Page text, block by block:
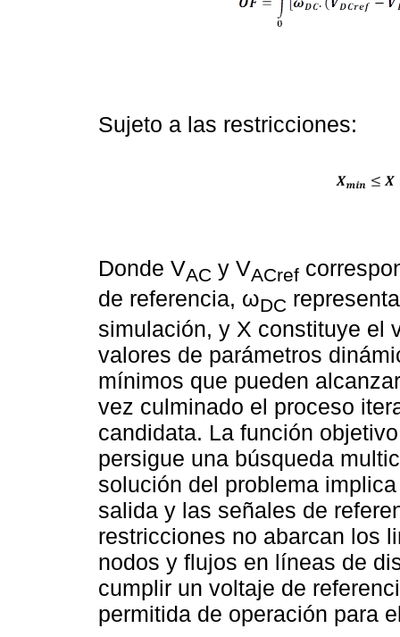
Sujeto a las restricciones:
Donde VAC y VACref
de referencia, ωDC
simulación, y X constituye el
valores de parámetros
mínimos que pueden
vez culminado el proceso
candidata. La función
persigue una búsqueda
solución del problema
salida y las señales de
restricciones no abarcan los
nodos y flujos en líneas de
cumplir un voltaje de
permitida de operación para